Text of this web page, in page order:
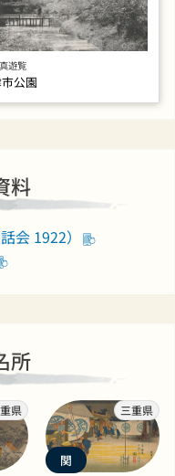
遊覧
公園
料
会 1922）
所
県 三重県
関